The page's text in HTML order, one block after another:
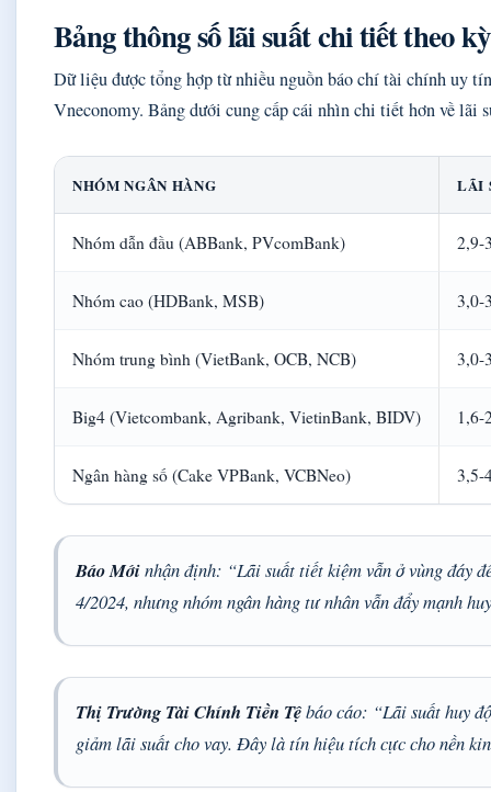
Bảng thông số lãi suất chi tiết theo
Dữ liệu được tổng hợp từ nhiều nguồn báo chí tài chính uy
Vneconomy. Bảng dưới cung cấp cái nhìn chi tiết hơn về lãi
NHÓM NGÂN HÀNG LÃI
Nhóm dẫn đầu (ABBank, PVcomBank) 2,9-
Nhóm cao (HDBank, MSB) 3,0-
Nhóm trung bình (VietBank, OCB, NCB) 3,0-
Big4 (Vietcombank, Agribank, VietinBank, BIDV) 1,6-
Ngân hàng số (Cake VPBank, VCBNeo) 3,5-
Báo Mớinhận định: “Lãi suất tiết kiệm vẫn ở vùng đáy
4/2024, nhưng nhóm ngân hàng tư nhân vẫn đẩy mạnh
Thị Trường Tài Chính Tiền Tệbáo cáo: “Lãi suất huy
giảm lãi suất cho vay. Đây là tín hiệu tích cực cho nền